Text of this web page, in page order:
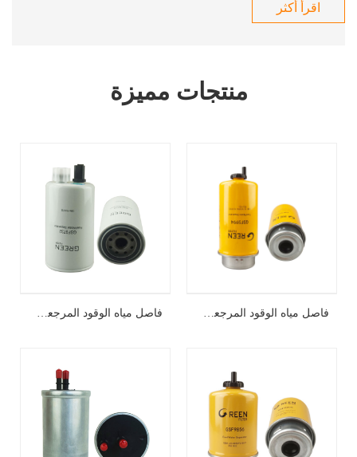
اقرأ أكثر
منتجات مميزة